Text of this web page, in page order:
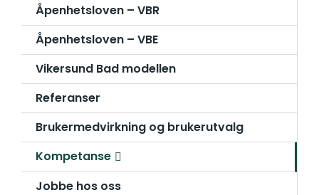
Åpenhetsloven – VBR
Åpenhetsloven – VBE
Vikersund Bad modellen
Referanser
Brukermedvirkning og brukerutvalg
Kompetanse
Jobbe hos oss